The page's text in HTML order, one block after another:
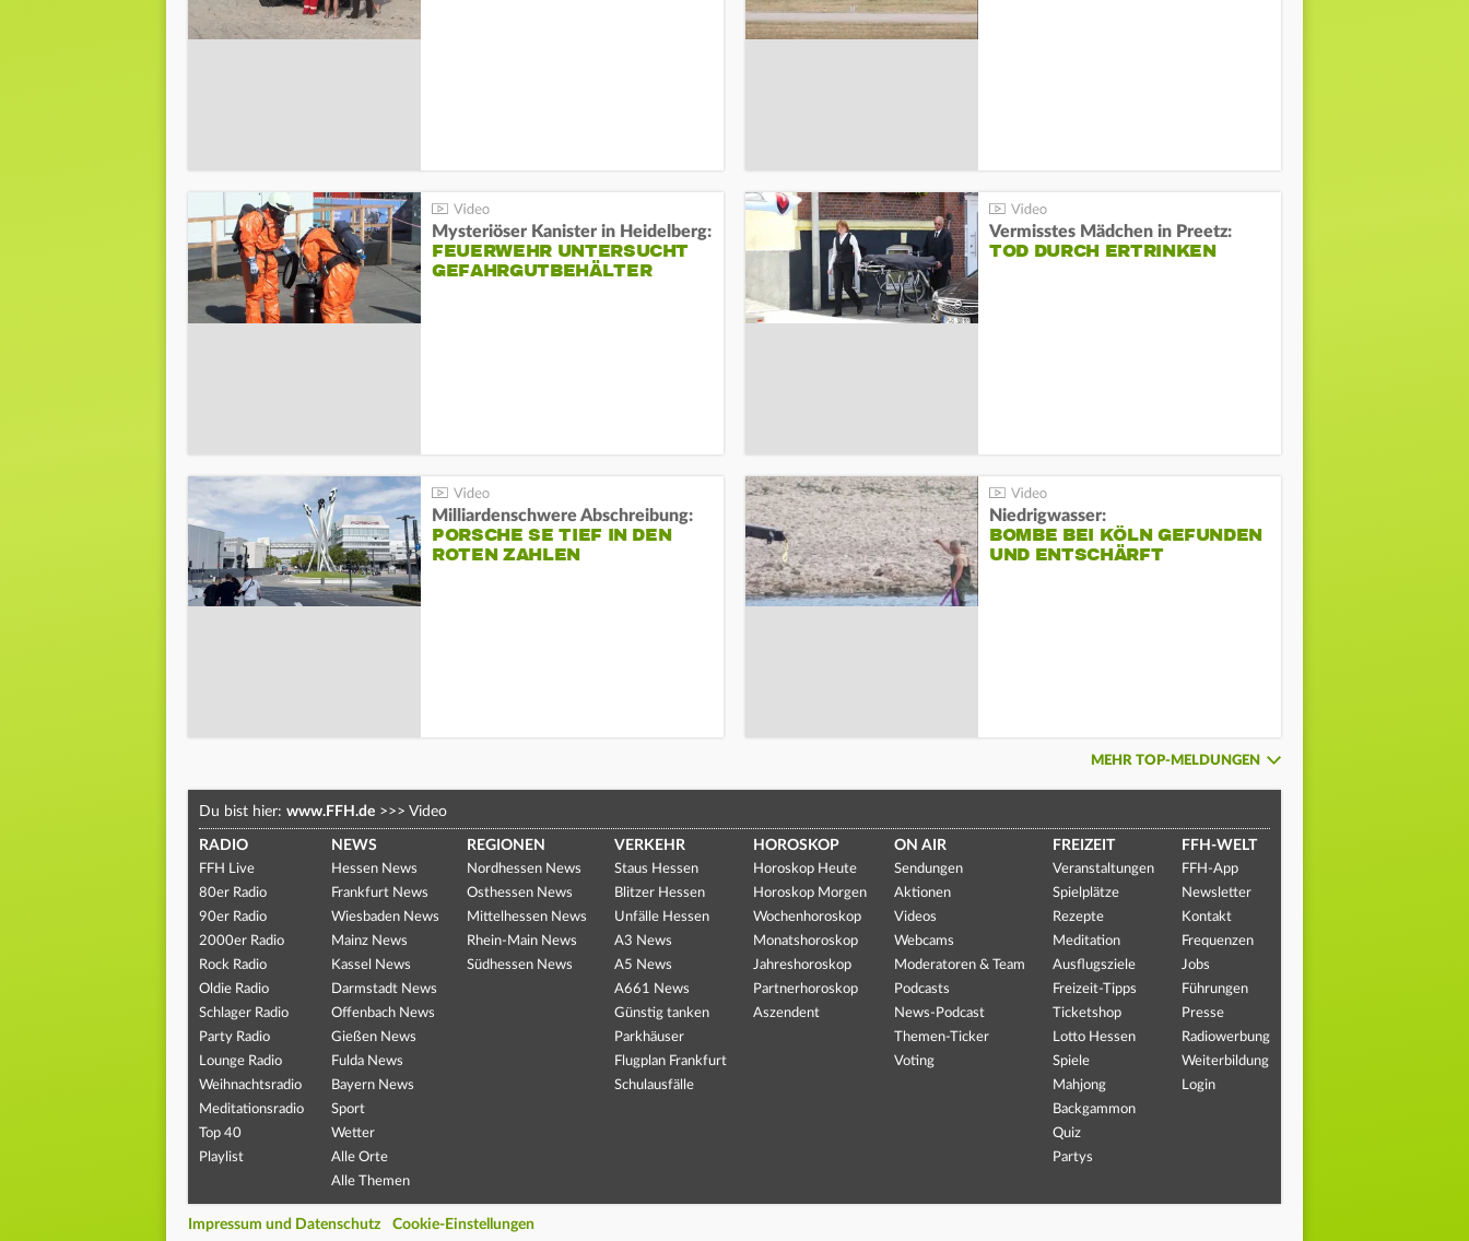
Mysteriöser Kanister in Heidelberg:
FEUERWEHR UNTERSUCHT
GEFAHRGUTBEHÄLTER
Vermisstes Mädchen in Preetz:
TOD DURCH ERTRINKEN
Milliardenschwere Abschreibung:
PORSCHE SE TIEF IN DEN
ROTEN ZAHLEN
Niedrigwasser:
BOMBE BEI KÖLN GEFUNDEN
UND ENTSCHÄRFT
MEHR TOP-MELDUNGEN
Du bist hier: www.FFH.de >>> Video
RADIO
FFH Live
80er Radio
90er Radio
2000er Radio
Rock Radio
Oldie Radio
Schlager Radio
Party Radio
Lounge Radio
Weihnachtsradio
Meditationsradio
Top 40
Playlist
NEWS
Hessen News
Frankfurt News
Wiesbaden News
Mainz News
Kassel News
Darmstadt News
Offenbach News
Gießen News
Fulda News
Bayern News
Sport
Wetter
Alle Orte
Alle Themen
REGIONEN
Nordhessen News
Osthessen News
Mittelhessen News
Rhein-Main News
Südhessen News
VERKEHR
Staus Hessen
Blitzer Hessen
Unfälle Hessen
A3 News
A5 News
A661 News
Günstig tanken
Parkhäuser
Flugplan Frankfurt
Schulausfälle
HOROSKOP
Horoskop Heute
Horoskop Morgen
Wochenhoroskop
Monatshoroskop
Jahreshoroskop
Partnerhoroskop
Aszendent
ON AIR
Sendungen
Aktionen
Videos
Webcams
Moderatoren & Team
Podcasts
News-Podcast
Themen-Ticker
Voting
FREIZEIT
Veranstaltungen
Spielplätze
Rezepte
Meditation
Ausflugsziele
Freizeit-Tipps
Ticketshop
Lotto Hessen
Spiele
Mahjong
Backgammon
Quiz
Partys
FFH-WELT
FFH-App
Newsletter
Kontakt
Frequenzen
Jobs
Führungen
Presse
Radiowerbung
Weiterbildung
Login
Impressum und Datenschutz Cookie-Einstellungen